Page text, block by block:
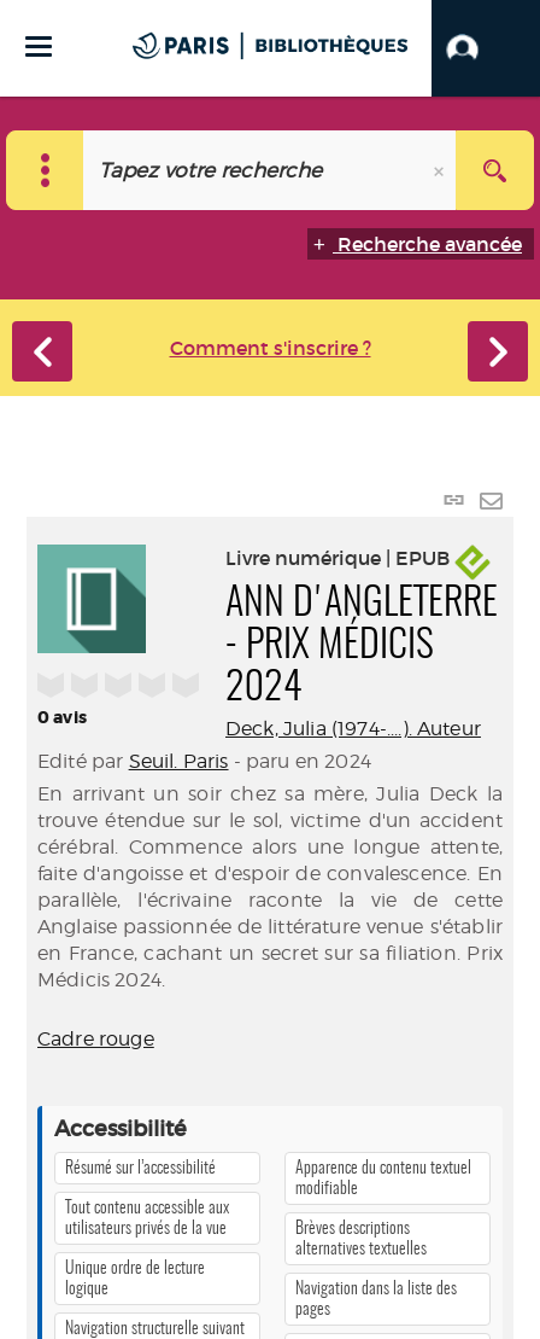
Recherche avancée
Comment s'inscrire ?
Lien
0avis
Livre numérique | EPUB
ANN D'ANGLETERRE
- PRIX MÉDICIS
2024
Deck, Julia (1974-....). Auteur
Edité par Seuil. Paris - paru en 2024
En arrivant un soir chez sa mère, Julia Deck la
trouve étendue sur le sol, victime d'un accident
cérébral. Commence alors une longue attente,
faite d'angoisse et d'espoir de convalescence. En
parallèle, l'écrivaine raconte la vie de cette
Anglaise passionnée de littérature venue s'établir
en France, cachant un secret sur sa filiation. Prix
Médicis 2024.
Cadre rouge
Accessibilité
Résumé sur l’accessibilité
Tout contenu accessible aux
utilisateurs privés de la vue
Unique ordre de lecture
logique
Navigation structurelle suivant
Apparence du contenu textuel
modifiable
Brèves descriptions
alternatives textuelles
Navigation dans la liste des
pages